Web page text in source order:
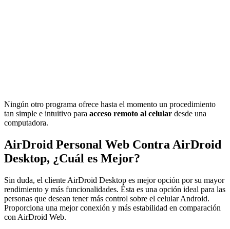
Ningún otro programa ofrece hasta el momento un procedimiento
tan simple e intuitivo para acceso remoto al celular desde una
computadora.
AirDroid Personal Web Contra AirDroid
Desktop, ¿Cuál es Mejor?
Sin duda, el cliente AirDroid Desktop es mejor opción por su mayor
rendimiento y más funcionalidades. Ésta es una opción ideal para las
personas que desean tener más control sobre el celular Android.
Proporciona una mejor conexión y más estabilidad en comparación
con AirDroid Web.